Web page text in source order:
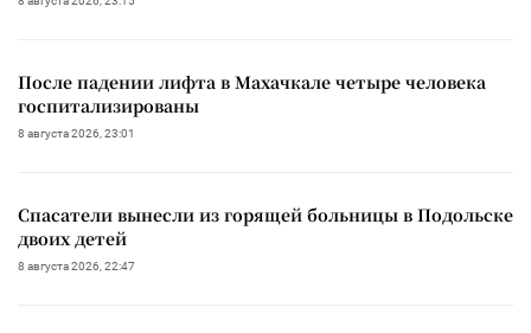
После падении лифта в Махачкале четыре человека
госпитализированы
8 августа 2026, 23:01
Спасатели вынесли из горящей больницы в Подольске
двоих детей
8 августа 2026, 22:47